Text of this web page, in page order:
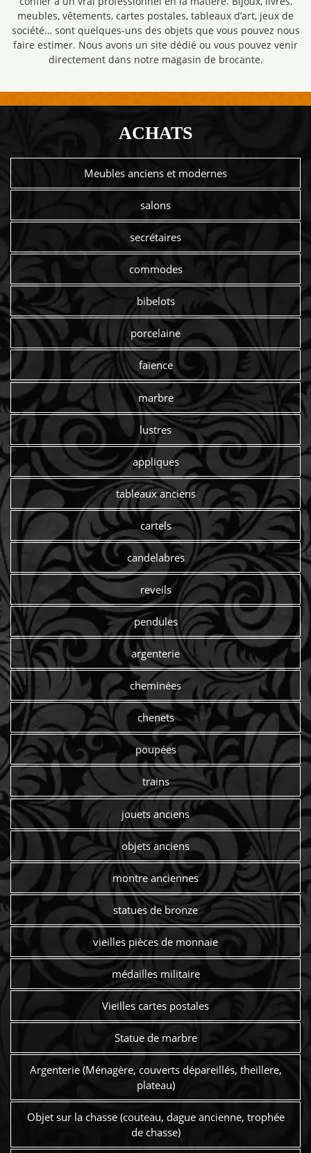
meubles, vêtements, cartes postales, tableaux d’art, jeux de
société… sont quelques-uns des objets que vous pouvez nous
faire estimer. Nous avons un site dédié ou vous pouvez venir
directement dans notre magasin de brocante.
ACHATS
Meubles anciens et modernes
salons
secrétaires
commodes
bibelots
porcelaine
faïence
marbre
lustres
appliques
tableaux anciens
cartels
candelabres
reveils
pendules
argenterie
cheminées
chenets
poupées
trains
jouets anciens
objets anciens
montre anciennes
statues de bronze
vieilles pièces de monnaie
médailles militaire
Vieilles cartes postales
Statue de marbre
Argenterie (Ménagère, couverts dépareillés, theillere,
plateau)
Objet sur la chasse (couteau, dague ancienne, trophée
de chasse)